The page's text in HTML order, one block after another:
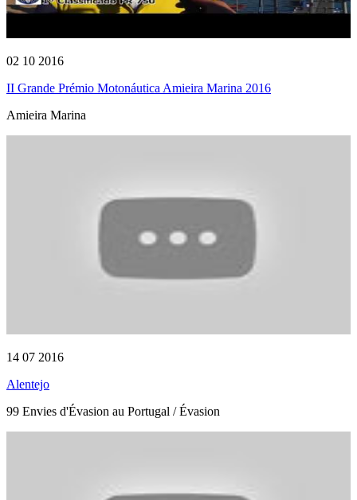
02 10 2016
II Grande Prémio Motonáutica Amieira Marina 2016
Amieira Marina
14 07 2016
Alentejo
99 Envies d'Évasion au Portugal / Évasion